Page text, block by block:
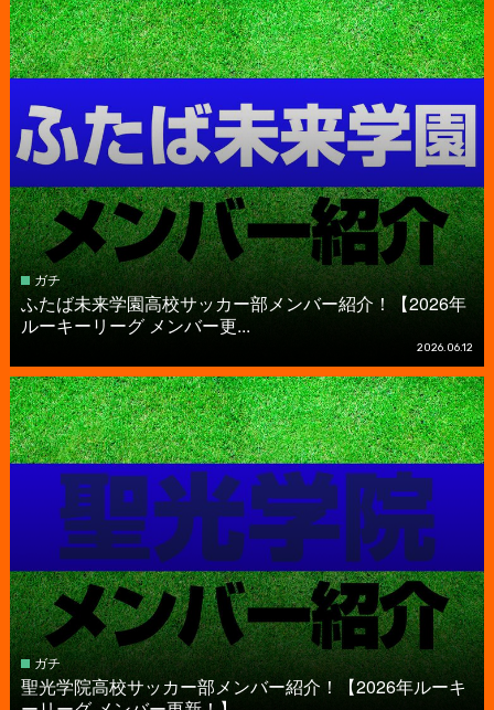
ガチ
ふたば未来学園高校サッカー部メンバー紹介！【2026年
ルーキーリーグ メンバー更...
2026.06.12
ガチ
聖光学院高校サッカー部メンバー紹介！【2026年ルーキ